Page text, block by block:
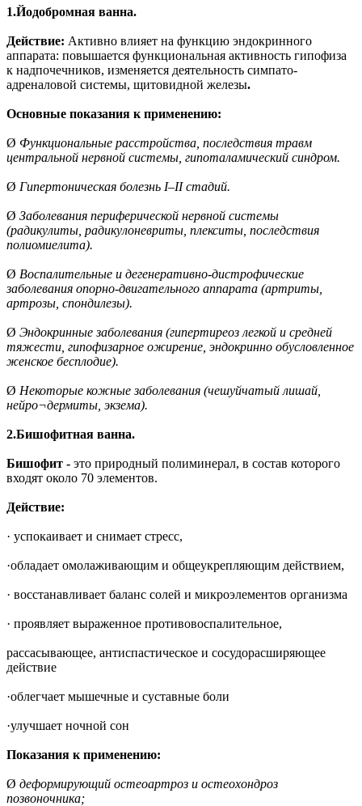
1.Йодобромная ванна.
Действие: Активно влияет на функцию эндокринного
аппарата: повышается функциональная активность гипофиза
к надпочечников, изменяется деятельность симпато-
адреналовой системы, щитовидной железы.
Основные показания к применению:
Ø Функциональные расстройства, последствия травм
центральной нервной системы, гипоталамический синдром.
Ø Гипертоническая болезнь I–II стадий.
Ø Заболевания периферической нервной системы
(радикулиты, радикулоневриты, плекситы, последствия
полиомиелита).
Ø Воспалительные и дегенеративно-дистрофические
заболевания опорно-двигательного аппарата (артриты,
артрозы, спондилезы).
Ø Эндокринные заболевания (гипертиреоз легкой и средней
тяжести, гипофизарное ожирение, эндокринно обусловленное
женское бесплодие).
Ø Некоторые кожные заболевания (чешуйчатый лишай,
нейро¬дермиты, экзема).
2.Бишофитная ванна.
Бишофит - это природный полиминерал, в состав которого
входят около 70 элементов.
Действие:
· успокаивает и снимает стресс,
·обладает омолаживающим и общеукрепляющим действием,
· восстанавливает баланс солей и микроэлементов организма
· проявляет выраженное противовоспалительное,
рассасывающее, антиспастическое и сосудорасширяющее
действие
·облегчает мышечные и суставные боли
·улучшает ночной сон
Показания к применению:
Ø деформирующий остеоартроз и остеохондроз
позвоночника;